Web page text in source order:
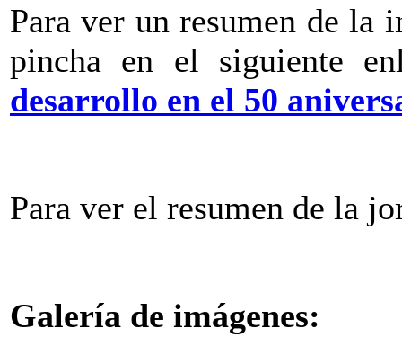
Para ver un resumen de la
pincha en el siguiente
desarrollo en el 50
Para ver el resumen de la
Galería de imágenes: